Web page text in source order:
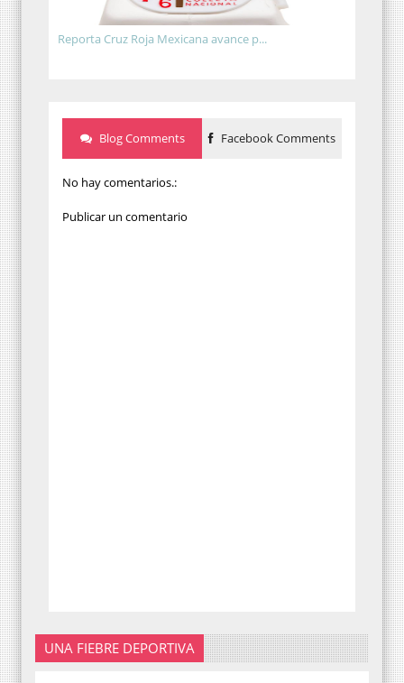
Reporta Cruz Roja Mexicana avance p...
Blog Comments Facebook Comments
No hay comentarios.:
Publicar un comentario
UNA FIEBRE DEPORTIVA